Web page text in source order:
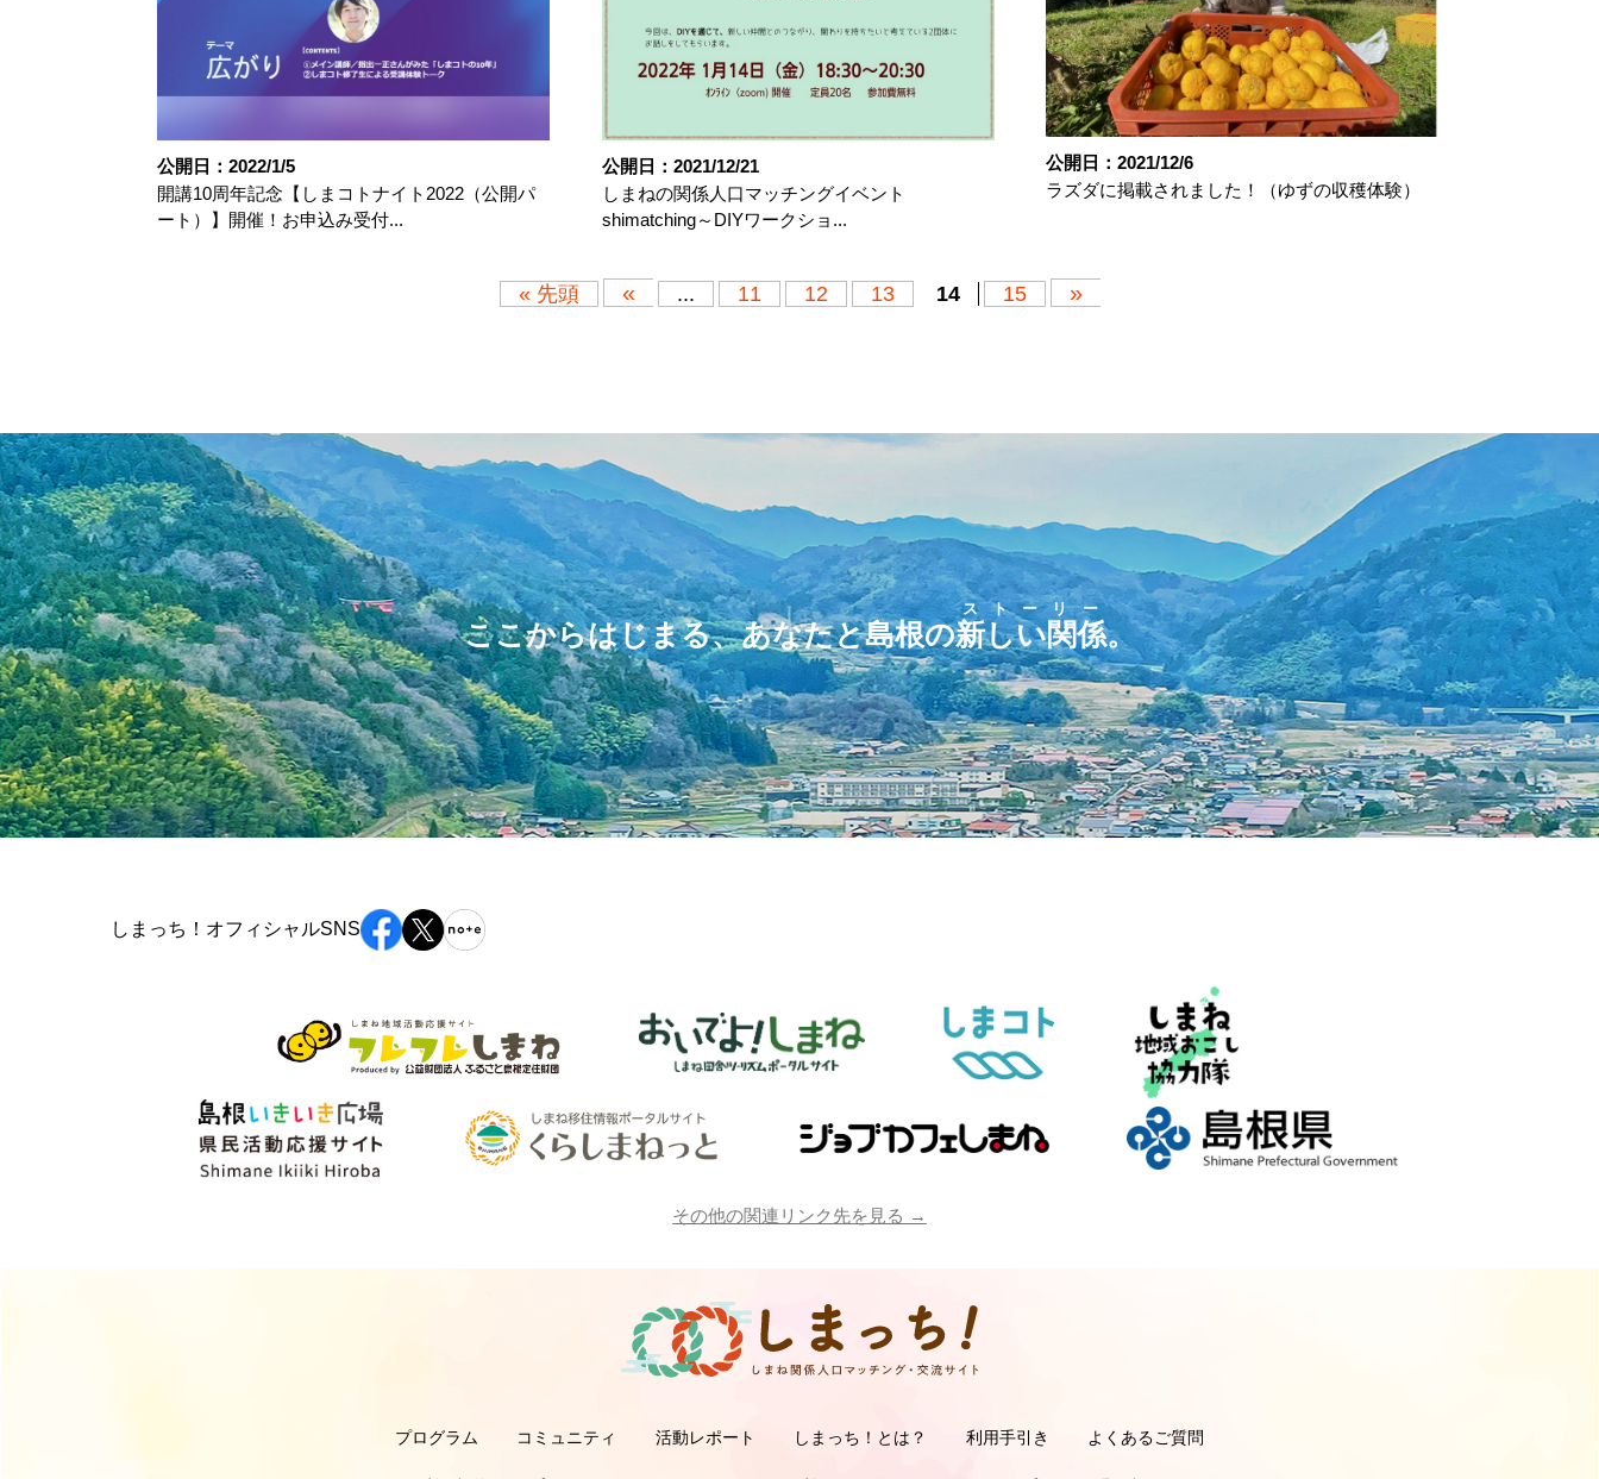
公開日：2022/1/5
開講10周年記念【しまコトナイト2022（公開パ
ート）】開催！お申込み受付...
公開日：2021/12/21
しまねの関係人口マッチングイベント
shimatching～DIYワークショ...
公開日：2021/12/6
ラズダに掲載されました！（ゆずの収穫体験）
« 先頭 « ... 11 12 13 14 15 »
ここからはじまる、あなたと島根の新しい関係
ストーリー
。
しまっち！オフィシャルSNS
その他の関連リンク先を見る →
プログラム コミュニティ 活動レポート しまっち！とは？
利用手引き
よくあるご質問